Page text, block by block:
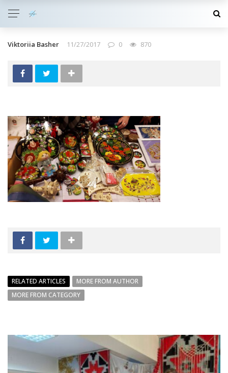
Viktoriia Basher 11/27/2017 0 870
RELATED ARTICLES
MORE FROM AUTHOR
MORE FROM CATEGORY